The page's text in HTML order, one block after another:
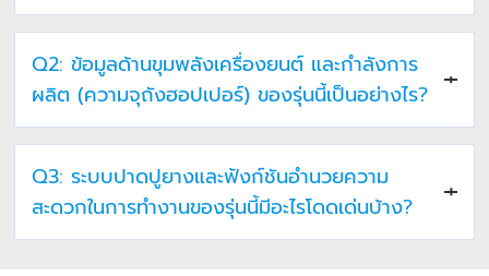
A:รถรุ่นนี้ถูกออกแบบมาเพื่อรองรับงานโครงการขนาดใหญ่ โดย
ทำความกว้างการทำงานสูงสุดได้ถึง 9,000 มิลลิเมตร(ความ
กว้างฐานหด-ยืดปกติอยู่ที่ 2,500 – 6,000 มิลลิเมตร ขึ้นอยู่กับรุ่น
แผ่นปาด S 500 หรือ S 600) และสามารถ
Q2: ข้อมูลด้านขุมพลังเครื่องยนต์ และกำลังการ
ผลิต (ความจุถังฮอปเปอร์) ของรุ่นนี้เป็นอย่างไร?
A:ขับเคลื่อนด้วยเครื่องยนต์DEUTZ TCD 2012 L06 ให้กำลังสูง
ถึง 173 แรงม้าที่ 2,000 รอบต่อนาที (มาตรฐานไอเสีย Stage IIIA
/ TIER 3) ตัวรถมีน้ำหนักรวมปาดอยู่ที่ประมาณ 21.45 – 21.95 ตัน
ถังฮอปเปอร์ขนาดใหญ่พิเศษความจุ 7.7 ลูกบาศก์
Q3: ระบบปาดปูยางและฟังก์ชันอำนวยความ
สะดวกในการทำงานของรุ่นนี้มีอะไรโดดเด่นบ้าง?